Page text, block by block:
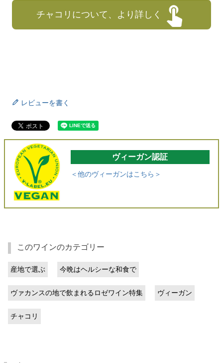
チャコリについて、より詳しく
レビューを書く
ヴィーガン認証
＜他のヴィーガンはこちら＞
このワインのカテゴリー
産地で選ぶ 今晩はヘルシーな和食で
ヴァカンスの地で飲まれるロゼワイン特集 ヴィーガン
チャコリ